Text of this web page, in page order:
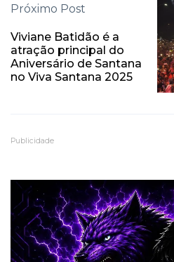
Próximo Post
Viviane Batidão é a
atração principal do
Aniversário de Santana
no Viva Santana 2025
Publicidade